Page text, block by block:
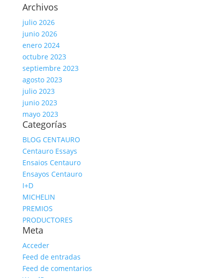
Archivos
julio 2026
junio 2026
enero 2024
octubre 2023
septiembre 2023
agosto 2023
julio 2023
junio 2023
mayo 2023
Categorías
BLOG CENTAURO
Centauro Essays
Ensaios Centauro
Ensayos Centauro
I+D
MICHELIN
PREMIOS
PRODUCTORES
Meta
Acceder
Feed de entradas
Feed de comentarios